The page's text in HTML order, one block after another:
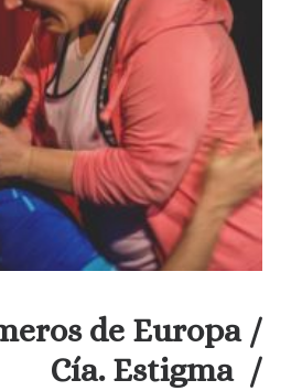
de Europa /
Cía. Estigma /